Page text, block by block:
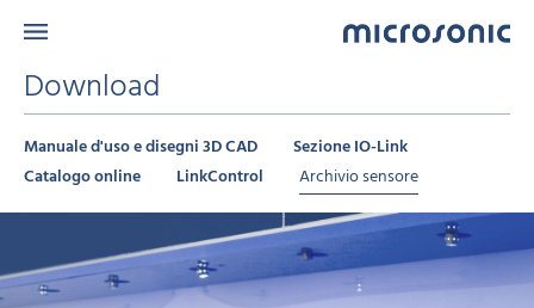
Download
Manuale d'uso e disegni 3D CAD
Sezione IO-Link
Catalogo online
LinkControl Archivio sensore